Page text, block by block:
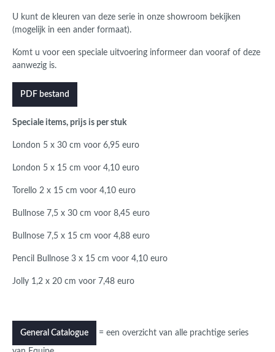
U kunt de kleuren van deze serie in onze showroom bekijken
(mogelijk in een ander formaat).
Komt u voor een speciale uitvoering informeer dan vooraf of deze
aanwezig is.
PDF bestand
Speciale items, prijs is per stuk
London 5 x 30 cm voor 6,95 euro
London 5 x 15 cm voor 4,10 euro
Torello 2 x 15 cm voor 4,10 euro
Bullnose 7,5 x 30 cm voor 8,45 euro
Bullnose 7,5 x 15 cm voor 4,88 euro
Pencil Bullnose 3 x 15 cm voor 4,10 euro
Jolly 1,2 x 20 cm voor 7,48 euro
General Catalogue = een overzicht van alle prachtige series